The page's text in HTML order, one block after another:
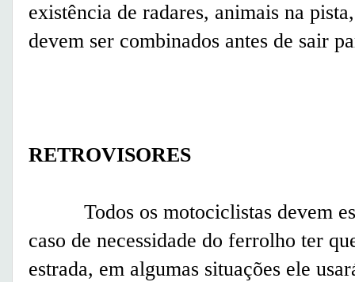
existência de radares, animais na
devem ser combinados antes de sair
RETROVISORES
Todos os motociclistas devem
caso de necessidade do ferrolho ter
estrada, em algumas situações ele